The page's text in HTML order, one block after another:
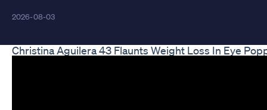
2026-08-03
Christina Aguilera 43 Flaunts Weight Loss In Eye